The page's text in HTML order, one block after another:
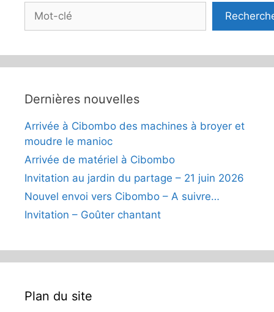
Rechercher
Dernières nouvelles
Arrivée à Cibombo des machines à broyer et
moudre le manioc
Arrivée de matériel à Cibombo
Invitation au jardin du partage – 21 juin 2026
Nouvel envoi vers Cibombo – A suivre…
Invitation – Goûter chantant
Plan du site